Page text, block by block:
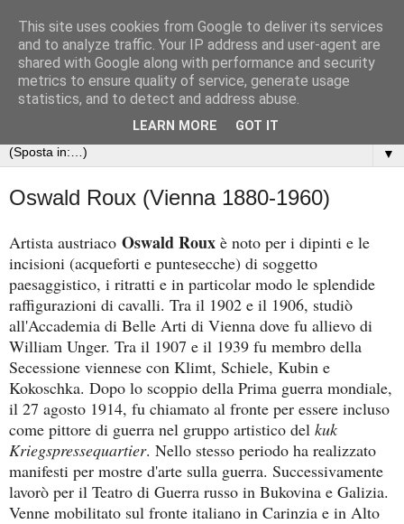
Arte nella Grande Guerra
Le opere d'arte e gli scritti dei soldati della Prima guerra
▼
Oswald Roux (Vienna 1880-1960)
Artista austriaco Oswald Roux è noto per i dipinti e le
incisioni (acqueforti e puntesecche) di soggetto
paesaggistico, i ritratti e in particolar modo le splendide
raffigurazioni di cavalli. Tra il 1902 e il 1906, studiò
all'Accademia di Belle Arti di Vienna dove fu allievo di
William Unger. Tra il 1907 e il 1939 fu membro della
Secessione viennese con Klimt, Schiele, Kubin e
Kokoschka. Dopo lo scoppio della Prima guerra mondiale,
il 27 agosto 1914, fu chiamato al fronte per essere incluso
come pittore di guerra nel gruppo artistico del kuk
Kriegspressequartier. Nello stesso periodo ha realizzato
manifesti per mostre d'arte sulla guerra. Successivamente
lavorò per il Teatro di Guerra russo in Bukovina e Galizia.
Venne mobilitato sul fronte italiano in Carinzia e in Alto
This site uses cookies from Google to deliver its services
and to analyze traffic. Your IP address and user-agent are
shared with Google along with performance and security
metrics to ensure quality of service, generate usage
statistics, and to detect and address abuse.
LEARN MORE GOT IT